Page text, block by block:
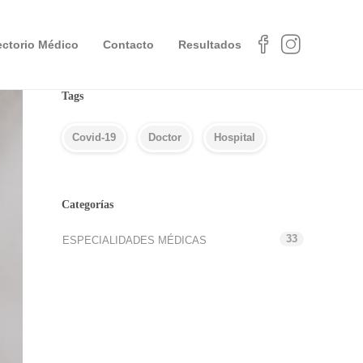
Médico Contacto Resultados
Tags
Covid-19 Doctor Hospital
Categorías
ESPECIALIDADES MÉDICAS 33